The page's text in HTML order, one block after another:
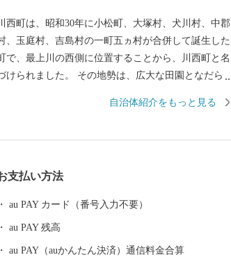
西町は、昭和30年に小松町、大塚村、犬川村、中郡
、玉庭村、吉島村の一町五ヵ村が合併して誕生した
で、最上川の西側に位置することから、川西町と名
けられました。 その地勢は、広大な田園となだらか
牛のおいしさは、町内外から非常に高い評価を受け
の時期まで開園しています。メキシコ原産のダリア
は、ふるさとメキシコの太陽の輝きのように咲き誇
自治体紹介をもっと見る
支払い方法
au PAY カード（番号入力不要）
au PAY 残高
au PAY（auかんたん決済）通信料金合算